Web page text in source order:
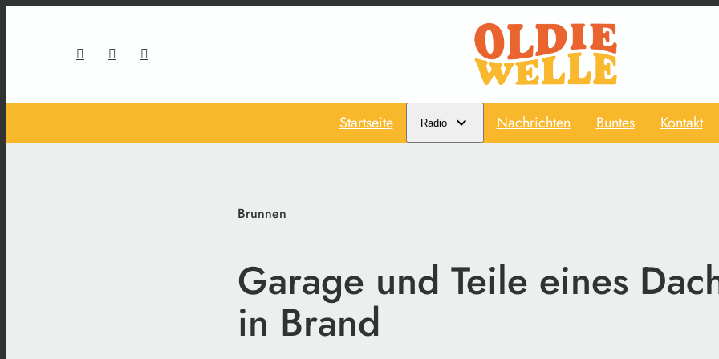
Startseite Radio Nachrichten Buntes Kontakt
Brunnen
Garage und Teile eines
in Brand